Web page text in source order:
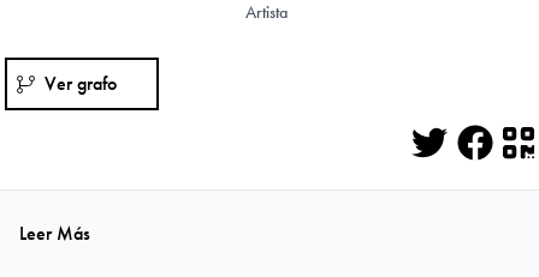
Artista
Ver grafo
Twitter
Leer Más